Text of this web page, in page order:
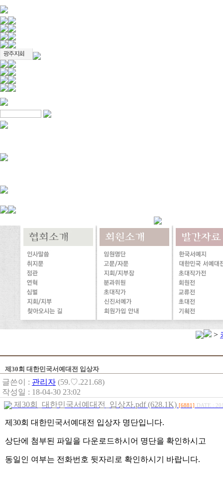
>
제30회 대한민국서예대전 입상자
글쓴이 : 관리자 (59.♡.221.68)
작성일 : 18-04-30 23:02
제30회_대한민국서예대전_입상자.pdf (628.1K) [6881] DATE :
제30회 대한민국서예대전 입상자 명단입니다.
상단에 첨부된 파일을 다운로드하시어 명단을 확인하시고
동일인 여부는 전화번호 뒷자리로 확인하시기 바랍니다.